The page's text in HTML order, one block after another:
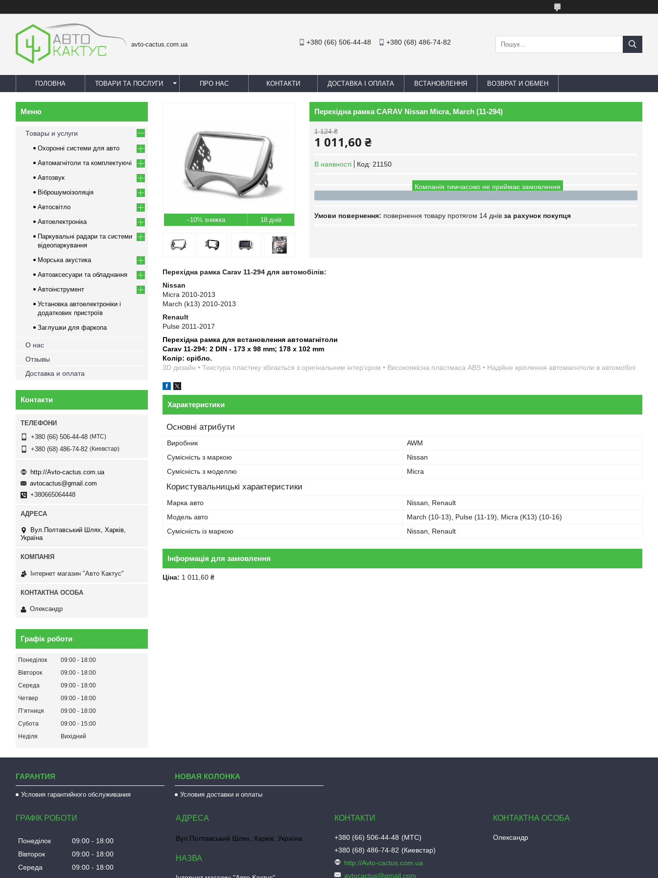
avto-cactus.com.ua +380 (66) 506-44-48 +380 (68) 486-74-82
ГОЛОВНА ТОВАРИ ТА ПОСЛУГИ ПРО НАС КОНТАКТИ ДОСТАВКА І ОПЛАТА ВСТАНОВЛЕННЯ ВОЗВРАТ И ОБМЕН
–10% 18 днів
Перехідна рамка CARAV Nissan Micra, March (11-294)
1 124 ₴
1 011,60 ₴
В наявності Код: 21150
Компанія тимчасово не приймає замовлення
повернення товару протягом 14 днів за рахунок покупця
Перехідна рамка Carav 11-294 для автомобілів:
Nissan
Micra 2010-2013
March (k13) 2010-2013
Renault
Pulse 2011-2017
Перехідна рамка для встановлення автомагнітоли
Carav 11-294: 2 DIN - 173 x 98 mm; 178 x 102 mm
Колір: срібло.
3D дизайн • Текстура пластику збігається з оригінальним інтер'єром • Високоякісна пластмаса ABS • Надійне кріплення автомагнітоли в автомобілі
Характеристики
Основні атрибути
Виробник
AWM
Сумісність з маркою
Nissan
Сумісність з моделлю
Micra
Користувальницькі характеристики
Марка авто
Nissan, Renault
Модель авто
March (10-13), Pulse (11-19), Micra (K13) (10-16)
Сумісність із маркою
Nissan, Renault
Інформація для замовлення
Ціна: 1 011,60 ₴
Товары и услуги
Охоронні системи для авто
Автомагнітоли та комплектуючі
Автозвук
Віброшумоізоляція
Автосвітло
Автоелектроніка
Паркувальні радари та системи
відеопаркування
Морська акустика
Автоаксесуари та обладнання
Автоінструмент
Установка автоелектроніки і
додаткових пристроїв
Заглушки для фаркопа
О нас
Отзывы
Доставка и оплата
Контакти
+380 (66) 506-44-48 МТС
+380 (68) 486-74-82 Киевстар
http://Avto-cactus.com.ua
avtocactus@gmail.com
+380665064448
Вул.Полтавський Шлях, Харків,
Україна
Інтернет магазин "Авто Кактус"
Олександр
Графік роботи
Понеділок 09:00
18:00
Вівторок
09:00
18:00
Середа
09:00
18:00
Четвер
09:00
18:00
Пʼятниця
09:00
18:00
Субота
09:00
15:00
Неділя
Вихідний
ГАРАНТИЯ
Условия гарантийного обслуживания
НОВАЯ КОЛОНКА
Условия доставки и оплаты
ГРАФІК РОБОТИ
Понеділок 09:00
18:00
Вівторок
09:00
18:00
Середа
09:00
18:00
Вул.Полтавський Шлях, Харків, Україна +380 (66) 506-44-48
МТС
+380 (68) 486-74-82
Киевстар
http://Avto-cactus.com.ua
avtocactus@gmail.com
Олександр